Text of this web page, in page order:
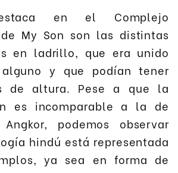
en el Complejo
My Son son las distintas
en ladrillo, que era unido
y que podían tener
de altura. Pese a que la
es incomparable a la de
podemos observar
hindú está representada
ya sea en forma de